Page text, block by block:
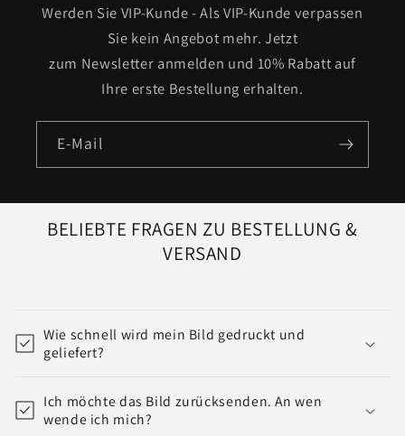
Werden Sie VIP-Kunde - Als VIP-Kunde verpassen
Sie kein Angebot mehr. Jetzt
zum Newsletter anmelden und 10% Rabatt auf
Ihre erste Bestellung erhalten.
E-Mail
BELIEBTE FRAGEN ZU BESTELLUNG &
VERSAND
Wie schnell wird mein Bild gedruckt und
geliefert?
Ich möchte das Bild zurücksenden. An wen
wende ich mich?